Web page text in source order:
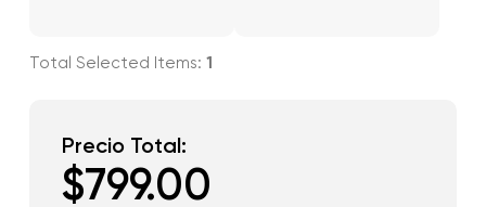
Precio Total:
$799.00
1